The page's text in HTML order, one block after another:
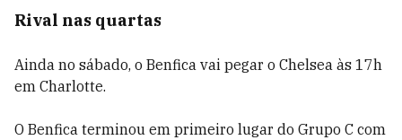
Rival nas quartas
Ainda no sábado, o Benfica vai pegar o Chelsea às 17h
em Charlotte.
O Benfica terminou em primeiro lugar do Grupo C com